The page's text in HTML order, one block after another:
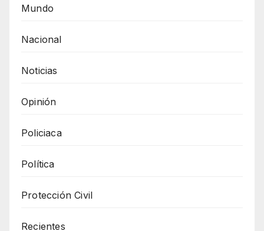
Mundo
Nacional
Noticias
Opinión
Policiaca
Política
Protección Civil
Recientes